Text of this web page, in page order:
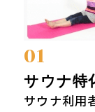
01
サウナ特
サウナ利用